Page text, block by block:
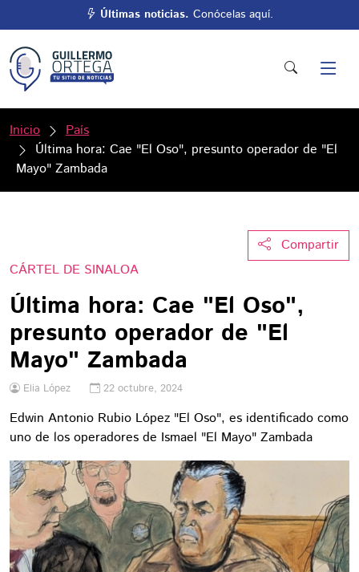
Últimas noticias. Conócelas aquí.
Inicio
País
Última hora: Cae "El Oso", presunto operador de "El
Mayo" Zambada
Compartir
CÁRTEL DE SINALOA
Última hora: Cae "El Oso",
presunto operador de "El
Mayo" Zambada
Elia López 22 octubre, 2024
Edwin Antonio Rubio López "El Oso", es identificado como
uno de los operadores de Ismael "El Mayo" Zambada